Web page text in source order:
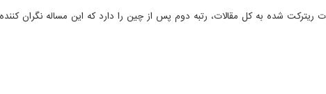
ریترکت شده به کل مقالات، رتبه دوم پس از چین را دارد که این مساله نگران